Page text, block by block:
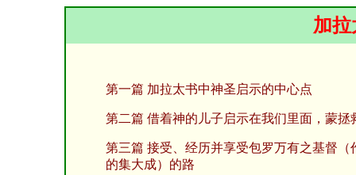
加
第一篇 加拉太书中神圣启示的中心点
第二篇 借着神的儿子启示在我们里面，蒙拯
第三篇 接受、经历并享受包罗万有之基督
的集大成）的路